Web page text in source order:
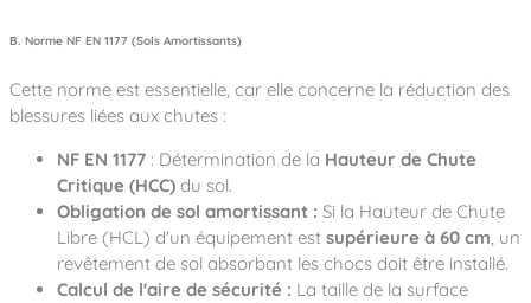
B. Norme NF EN 1177 (Sols Amortissants)
Cette norme est essentielle, car elle concerne la réduction des
blessures liées aux chutes :
NF EN 1177 : Détermination de la Hauteur de Chute
Critique (HCC) du sol.
Obligation de sol amortissant : Si la Hauteur de Chute
Libre (HCL) d'un équipement est supérieure à 60 cm, un
revêtement de sol absorbant les chocs doit être installé.
Calcul de l'aire de sécurité : La taille de la surface